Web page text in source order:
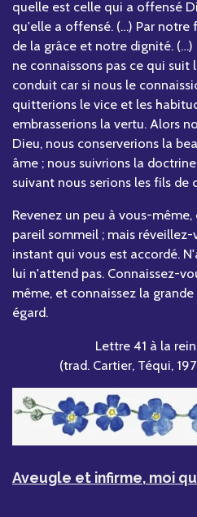
quelle est celle qui a offensé
qu'elle a offensé. (…) Par notre
de la grâce et notre dignité.
ne connaissons pas ce qui
conduit car si nous le
quitterions le vice et les
embrasserions la vertu. Alors
Dieu, nous conserverions la
âme ; nous suivrions la
suivant nous serions les fils de
Revenez un peu à vous-
pareil sommeil ; mais
instant qui vous est accordé.
lui n'attend pas. Connaissez-
même, et connaissez la
égard.
Lettre 41 à la
(trad. Cartier, Téqui,
Aveugle et infirme, moi